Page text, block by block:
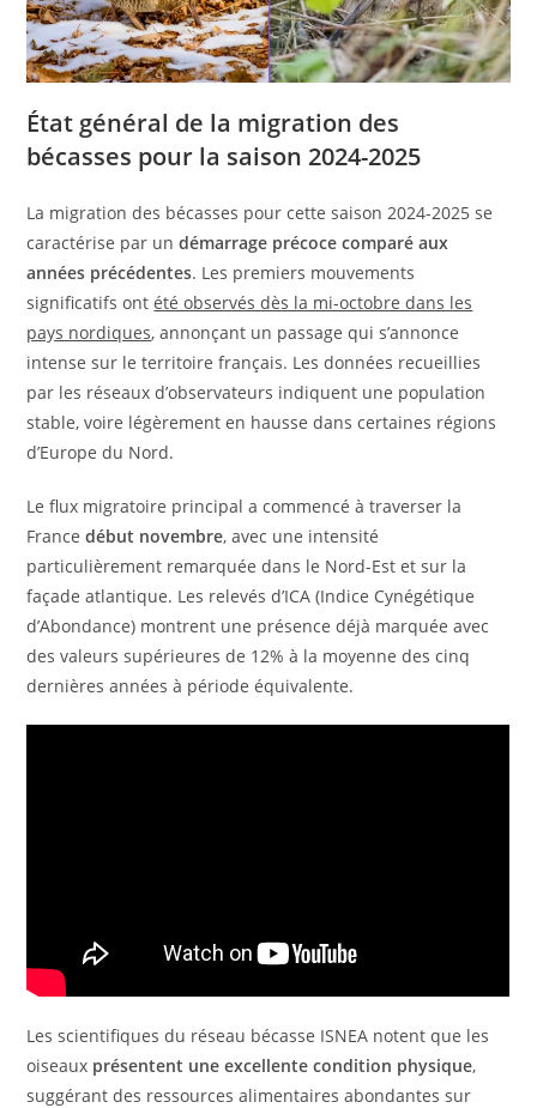
État général de la migration des
bécasses pour la saison 2024-2025
La migration des bécasses pour cette saison 2024-2025 se
caractérise par undémarrage précoce comparé aux
années précédentes. Les premiers mouvements
significatifs ontété observés dès la mi-octobre dans les
pays nordiques, annonçant un passage qui s’annonce
intense sur le territoire français. Les données recueillies
par les réseaux d’observateurs indiquent une population
stable, voire légèrement en hausse dans certaines régions
d’Europe du Nord.
Le flux migratoire principal a commencé à traverser la
Francedébut novembre, avec une intensité
particulièrement remarquée dans le Nord-Est et sur la
façade atlantique. Les relevés d’ICA (Indice Cynégétique
d’Abondance) montrent une présence déjà marquée avec
des valeurs supérieures de 12% à la moyenne des cinq
dernières années à période équivalente.
Les scientifiques du réseau bécasse ISNEA notent que les
oiseaux présentent une excellente condition physique,
suggérant des ressources alimentaires abondantes sur